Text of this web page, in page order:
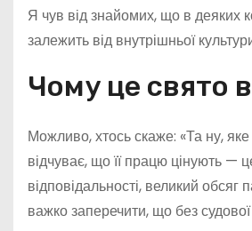
Я чув від знайомих, що в деяких
залежить від внутрішньої
Чому це свято
Можливо, хтось скаже: «Та ну,
відчуває, що її працю цінують —
відповідальності, великий
важко заперечити, що без